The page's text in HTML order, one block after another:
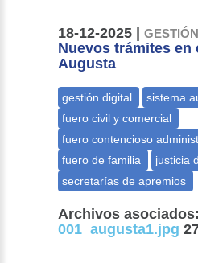
18-12-2025 |
Nuevos trámites en
Augusta
Archivos asociados:
001_augusta1.jpg